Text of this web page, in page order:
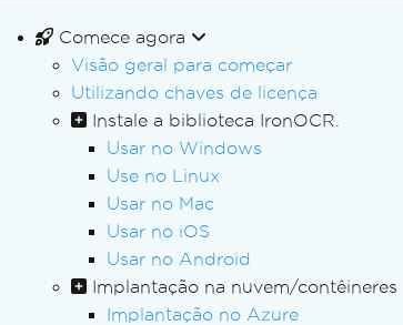
Comece agora
Visão geral para começar
Utilizando chaves de licença
Instale a biblioteca IronOCR.
Usar no Windows
Use no Linux
Usar no Mac
Usar no iOS
Usar no Android
Implantação na nuvem/contêineres
Implantação no Azure